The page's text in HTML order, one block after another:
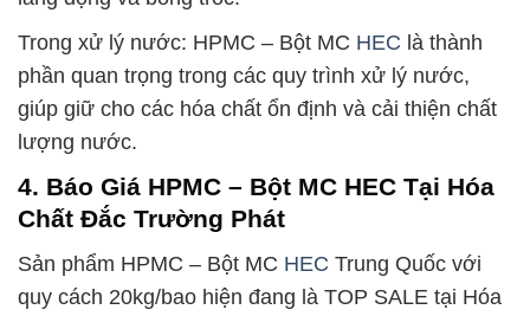
Trong xử lý nước: HPMC – Bột MC HEC là thành
phần quan trọng trong các quy trình xử lý nước,
giúp giữ cho các hóa chất ổn định và cải thiện chất
lượng nước.
4. Báo Giá HPMC – Bột MC HEC Tại Hóa
Chất Đắc Trường Phát
Sản phẩm HPMC – Bột MC HEC Trung Quốc với
quy cách 20kg/bao hiện đang là TOP SALE tại Hóa